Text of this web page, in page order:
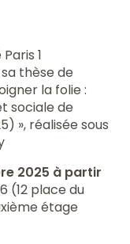
1
thèse de
la folie :
sociale de
», réalisée sous
2025 à partir
(12 place du
étage